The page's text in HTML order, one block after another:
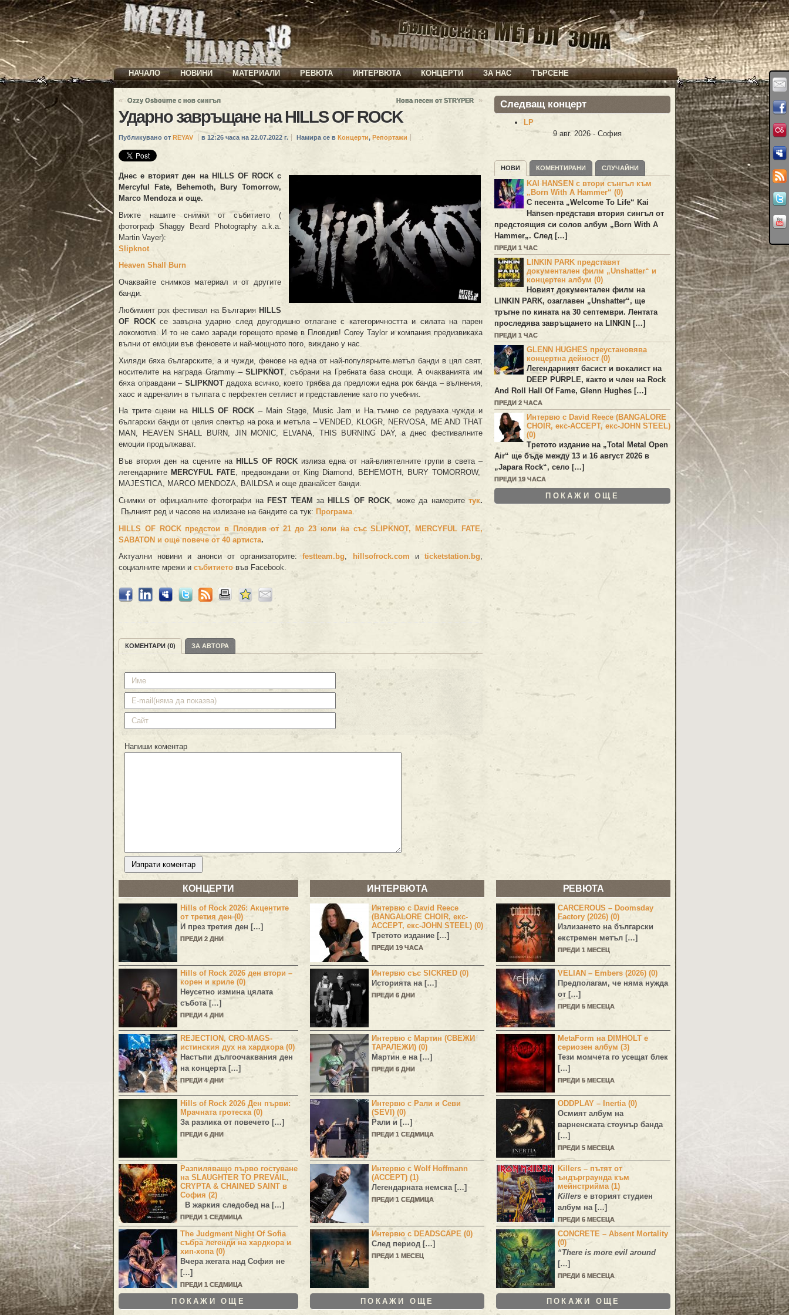
НАЧАЛО НОВИНИ МАТЕРИАЛИ РЕВЮТА ИНТЕРВЮТА КОНЦЕРТИ ЗА НАС ТЪРСЕНЕ
« Ozzy Osbourne с нов сингъл Нова песен от STRYPER »
Ударно завръщане на HILLS OF ROCK
Публикувано от REYAV в 12:26 часа на 22.07.2022 г. Намира се в Концерти, Репортажи
Днес е вторият ден на HILLS OF ROCK с
Mercyful Fate, Behemoth, Bury Tomorrow,
Marco Mendoza и още.
Вижте нашите снимки от събитието (
фотограф Shaggy Beard Photography a.k.a.
Martin Vayer):
Slipknot
Heaven Shall Burn
Очаквайте снимков материал и от другите
банди.
Любимият рок фестивал на България HILLS
OF ROCKсе завърна ударно след двугодишно отлагане с категоричността и силата на парен
локомотив. И то не само заради горещото време в Пловдив! Corey Taylor и компания предизвикаха
вълни от емоции във феновете и най-мощното пого, виждано у нас.
Хиляди бяха българските, а и чужди, фенове на една от най-популярните метъл банди в цял свят,
носителите на награда Grammy –SLIPKNOT , събрани на Гребната база снощи. А очакванията им
бяха оправдани – SLIPKNOT дадоха всичко, което трябва да предложи една рок банда – вълнения,
хаос и адреналин в тълпата с перфектен сетлист и представление като по учебник.
На трите сцени на HILLS OF ROCK – Main Stage, Music Jam и На тъмно се редуваха чужди и
български банди от целия спектър на рока и метъла – VENDED, KLOGR, NERVOSA, ME AND THAT
MAN, HEAVEN SHALL BURN, JIN MONIC, ELVANA, THIS BURNING DAY, a днес фестивалните
емоции продължават.
Във втория ден на сцените на HILLS OF ROCK излизa една от най-влиятелните групи в света –
легендарните MERCYFUL FATE, предвождани от King Diamond, BEHEMOTH, BURY TOMORROW,
MAJESTICA, MARCO MENDOZA, BAILDSA и още дванайсет банди.
Снимки от официалните фотографи на FEST TEAMза HILLS OF ROCK , може да намеритетук.
Пълният ред и часове на излизане на бандите са тук: Програма
HILLS OF ROCK предстои в Пловдив от 21 до 23 юли на съсSLIPKNOT, MERCYFUL FATE,
SABATON и още повече от 40 артиста.
Актуални новини и анонси от организаторите:festteam.bg, hillsofrock.com иticketstation.bg,
социалните мрежи и събитието във Facebook.
КОМЕНТАРИ (0) ЗА АВТОРА
Напиши коментар
Следващ концерт
LP
9 авг. 2026 - София
НОВИ КОМЕНТИРАНИ СЛУЧАЙНИ
KAI HANSEN с втори сънгъл към
„Born With A Hammer“ (0)
С песента „Welcome To Life“ Kai
Hansenпредставя втория сингъл от
предстоящия си солов албум „ Born With A
Hammer„. След […]
ПРЕДИ 1 ЧАС
LINKIN PARK представят
документален филм „Unshatter“ и
концертен албум (0)
Новият документален филм на
LINKIN PARK, озаглавен „Unshatter“, ще
тръгне по кината на 30 септември. Лентата
проследява завръщането наLINKIN […]
ПРЕДИ 1 ЧАС
GLENN HUGHES преустановява
концертна дейност (0)
Легендарният басист и вокалист на
DEEP PURPLE, както и член на Rock
And Roll Hall Of Fame, Glenn Hughes […]
ПРЕДИ 2 ЧАСА
Интервю с David Reece (BANGALORE
CHOIR, екс-ACCEPT, екс-JOHN STEEL)
(0)
Третото издание на „Total Metal Open
Air“ ще бъде между 13 и 16 август 2026 в
„Japara Rock“, село […]
ПРЕДИ 19 ЧАСА
ПОКАЖИ ОЩЕ
КОНЦЕРТИ
Hills of Rock 2026: Акцентите
от третия ден (0)
И през третия ден […]
ПРЕДИ 2 ДНИ
Hills of Rock 2026 ден втори –
корен и криле (0)
Неусетно измина цялата
събота […]
ПРЕДИ 4 ДНИ
REJECTION, CRO-MAGS-
истинския дух на хардкора (0)
Настъпи дългоочаквания ден
на концерта […]
ПРЕДИ 4 ДНИ
Hills of Rock 2026 Ден първи:
Мрачната гротеска (0)
За разлика от повечето […]
ПРЕДИ 6 ДНИ
Разпиляващо първо гостуване
на SLAUGHTER TO PREVAIL,
CRYPTA & CHAINED SAINT в
София (2)
В жаркия следобед на […]
ПРЕДИ 1 СЕДМИЦА
The Judgment Night Of Sofia
събра легенди на хардкора и
хип-хопа (0)
Вчера жегата над София не
[…]
ПРЕДИ 1 СЕДМИЦА
ПОКАЖИ ОЩЕ
ИНТЕРВЮТА
Интервю с David Reece
(BANGALORE CHOIR, екс-
ACCEPT, екс-JOHN STEEL) (0)
Третото издание […]
ПРЕДИ 19 ЧАСА
Интервю със SICKRED (0)
Историята на […]
ПРЕДИ 6 ДНИ
Интервю с Мартин (СВЕЖИ
ТАРАЛЕЖИ) (0)
Мартин е на […]
ПРЕДИ 6 ДНИ
Интервю с Рали и Севи
(SEVI) (0)
Рали и […]
ПРЕДИ 1 СЕДМИЦА
Интервю с Wolf Hoffmann
(ACCEPT) (1)
Легендарната немска […]
ПРЕДИ 1 СЕДМИЦА
Интервю с DEADSCAPE (0)
След период […]
ПРЕДИ 1 МЕСЕЦ
ПОКАЖИ ОЩЕ
РЕВЮТА
CARCEROUS – Doomsday
Factory (2026) (0)
Излизането на български
екстремен метъл […]
ПРЕДИ 1 МЕСЕЦ
VELIAN – Embers (2026) (0)
Предполагам, че няма нужда
от […]
ПРЕДИ 5 МЕСЕЦА
MetaForm на DIMHOLT е
сериозен албум (3)
Тези момчета го усещат блек
[…]
ПРЕДИ 5 МЕСЕЦА
ODDPLAY – Inertia (0)
Осмият албум на
варненската стоунър банда
[…]
ПРЕДИ 5 МЕСЕЦА
Killers – пътят от
ъндърграунда към
мейнстрийма (1)
Killers е вторият студиен
албум на […]
ПРЕДИ 6 МЕСЕЦА
CONCRETE – Absent Mortality
(0)
“There is more evil around
[…]
ПРЕДИ 6 МЕСЕЦА
ПОКАЖИ ОЩЕ